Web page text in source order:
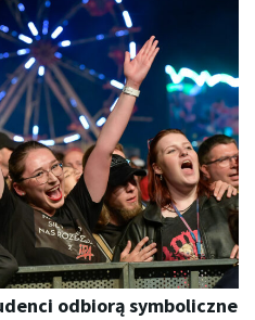
odbiorą symboliczne